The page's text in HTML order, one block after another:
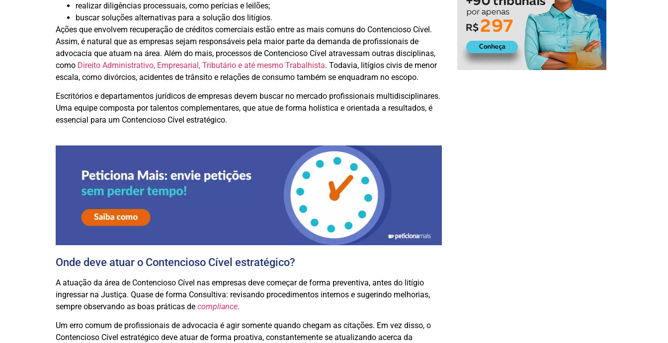
realizar diligências processuais, como perícias e leilões;
buscar soluções alternativas para a solução dos litígios.
Ações que envolvem recuperação de créditos comerciais estão entre as mais comuns do Contencioso Cível.
Assim, é natural que as empresas sejam responsáveis pela maior parte da demanda de profissionais de
advocacia que atuam na área. Além do mais, processos de Contencioso Cível atravessam outras disciplinas,
como Direito Administrativo, Empresarial, Tributário e até mesmo Trabalhista. Todavia, litígios civis de menor
escala, como divórcios, acidentes de trânsito e relações de consumo também se enquadram no escopo.
Escritórios e departamentos jurídicos de empresas devem buscar no mercado profissionais multidisciplinares.
Uma equipe composta por talentos complementares, que atue de forma holística e orientada a resultados, é
essencial para um Contencioso Cível estratégico.
Onde deve atuar o Contencioso Cível estratégico?
A atuação da área de Contencioso Cível nas empresas deve começar de forma preventiva, antes do litígio
ingressar na Justiça. Quase de forma Consultiva: revisando procedimentos internos e sugerindo melhorias,
sempre observando as boas práticas de compliance.
Um erro comum de profissionais de advocacia é agir somente quando chegam as citações. Em vez disso, o
Contencioso Cível estratégico deve atuar de forma proativa, constantemente se atualizando acerca da